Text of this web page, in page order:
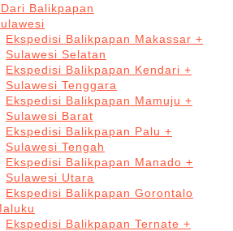
Balikpapan
Ekspedisi Balikpapan Makassar +
Sulawesi Selatan
Ekspedisi Balikpapan Kendari +
Sulawesi Tenggara
Ekspedisi Balikpapan Mamuju +
Sulawesi Barat
Ekspedisi Balikpapan Palu +
Sulawesi Tengah
Ekspedisi Balikpapan Manado +
Sulawesi Utara
Ekspedisi Balikpapan Gorontalo
Ekspedisi Balikpapan Ternate +